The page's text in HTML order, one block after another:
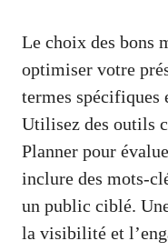
Le choix des bons
optimiser votre
termes spécifiques
Utilisez des outils
Planner pour
inclure des mots-
un public ciblé.
la visibilité et